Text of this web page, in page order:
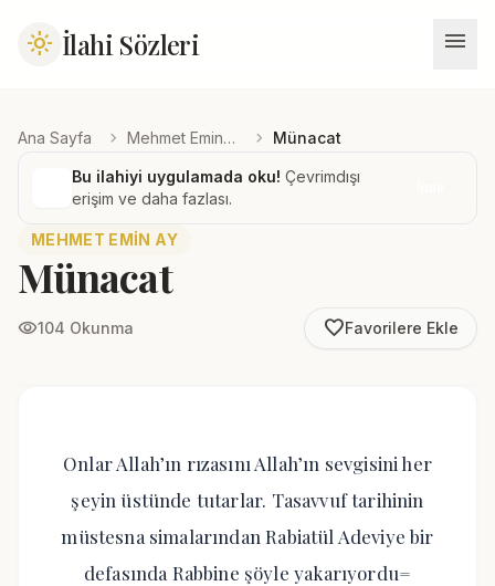
light_mode İlahi Sözleri menu
Ana Sayfa chevron_right Mehmet Emin Ay chevron_right Münacat
Bu ilahiyi uygulamada oku! Çevrimdışı
erişim ve daha fazlası.
MEHMET EMIN AY
Münacat
visibility104 Okunma favorite_borderFavorilere Ekle
Onlar Allah’ın rızasını Allah’ın sevgisini her
şeyin üstünde tutarlar. Tasavvuf tarihinin
müstesna simalarından Rabiatül Adeviye bir
defasında Rabbine şöyle yakarıyordu=